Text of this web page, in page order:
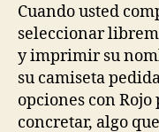
Cuando usted
seleccionar
y imprimir su
su camiseta
opciones con Rojo
concretar, algo